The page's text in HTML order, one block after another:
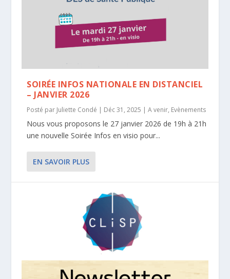
SOIRÉE INFOS NATIONALE EN DISTANCIEL
– JANVIER 2026
Posté par Juliette Condé | Déc 31, 2025 |A venir, Evènements
Nous vous proposons le 27 janvier 2026 de 19h à 21h
une nouvelle Soirée Infos en visio pour...
EN SAVOIR PLUS